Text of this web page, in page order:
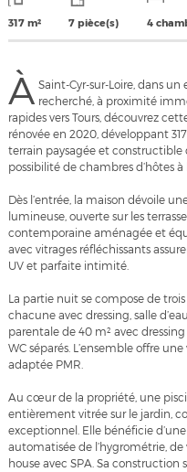
317 m² 7 pièce(s) 4
À Saint-Cyr-sur-Loire, dans
recherché, à proximité
rapides vers Tours, découvrez
rénovée en 2020, développant
terrain paysagée et constructible
possibilité de chambres d’hôtes
Dès l’entrée, la maison dévoile
lumineuse, ouverte sur les
contemporaine aménagée et
avec vitrages réfléchissants
UV et parfaite intimité.
La partie nuit se compose de
chacune avec dressing, salle
parentale de 40 m² avec
WC séparés. L’ensemble offre
adaptée PMR.
Au cœur de la propriété, une
entièrement vitrée sur le jardin,
exceptionnel. Elle bénéficie
automatisée de l’hygrométrie, de
house avec SPA. Sa